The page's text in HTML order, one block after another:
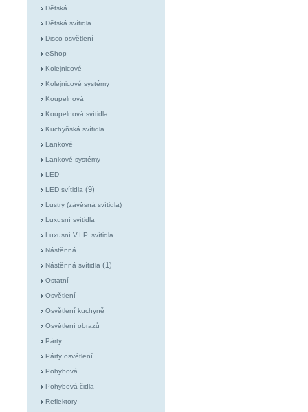
Dětská
Dětská svítidla
Disco osvětlení
eShop
Kolejnicové
Kolejnicové systémy
Koupelnová
Koupelnová svítidla
Kuchyňská svítidla
Lankové
Lankové systémy
LED
LED svítidla (9)
Lustry (závěsná svítidla)
Luxusní svítidla
Luxusní V.I.P. svítidla
Nástěnná
Nástěnná svítidla (1)
Ostatní
Osvětlení
Osvětlení kuchyně
Osvětlení obrazů
Párty
Párty osvětlení
Pohybová
Pohybová čidla
Reflektory